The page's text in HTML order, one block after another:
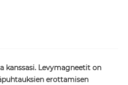
kanssasi. Levymagneetit on
erottamisen